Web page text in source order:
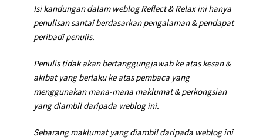
Isi kandungan dalam weblog Reflect & Relax ini hanya
penulisan santai berdasarkan pengalaman & pendapat
peribadi penulis.
Penulis tidak akan bertanggungjawab ke atas kesan &
akibat yang berlaku ke atas pembaca yang
menggunakan mana-mana maklumat & perkongsian
yang diambil daripada weblog ini.
Sebarang maklumat yang diambil daripada weblog ini